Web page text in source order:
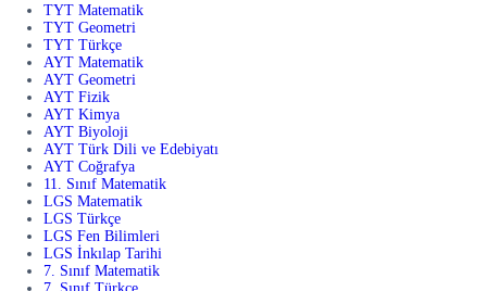
TYT Matematik
TYT Geometri
TYT Türkçe
AYT Matematik
AYT Geometri
AYT Fizik
AYT Kimya
AYT Biyoloji
AYT Türk Dili ve Edebiyatı
AYT Coğrafya
11. Sınıf Matematik
LGS Matematik
LGS Türkçe
LGS Fen Bilimleri
LGS İnkılap Tarihi
7. Sınıf Matematik